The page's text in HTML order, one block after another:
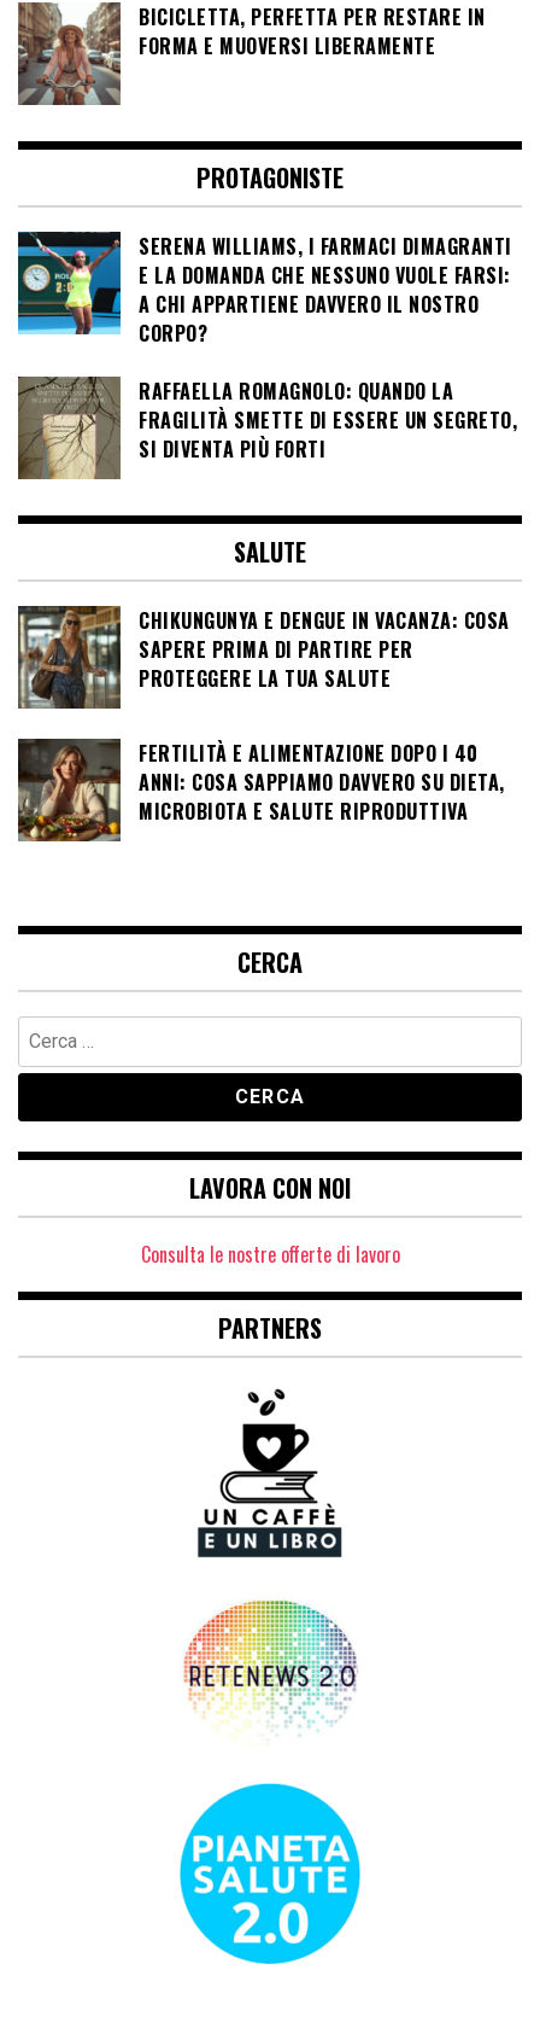
BICICLETTA, PERFETTA PER RESTARE IN
FORMA E MUOVERSI LIBERAMENTE
PROTAGONISTE
SERENA WILLIAMS, I FARMACI DIMAGRANTI
E LA DOMANDA CHE NESSUNO VUOLE FARSI:
A CHI APPARTIENE DAVVERO IL NOSTRO
CORPO?
RAFFAELLA ROMAGNOLO: QUANDO LA
FRAGILITÀ SMETTE DI ESSERE UN SEGRETO,
SI DIVENTA PIÙ FORTI
SALUTE
CHIKUNGUNYA E DENGUE IN VACANZA: COSA
SAPERE PRIMA DI PARTIRE PER
PROTEGGERE LA TUA SALUTE
FERTILITÀ E ALIMENTAZIONE DOPO I 40
ANNI: COSA SAPPIAMO DAVVERO SU DIETA,
MICROBIOTA E SALUTE RIPRODUTTIVA
CERCA
Ricerca
per:
LAVORA CON NOI
Consulta le nostre offerte di lavoro
PARTNERS